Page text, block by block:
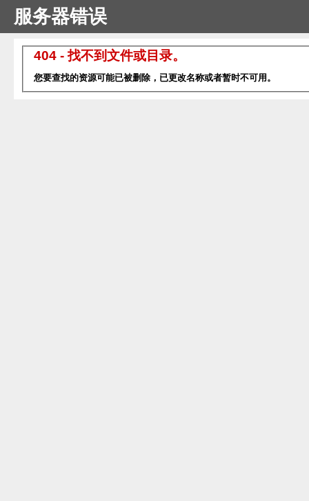
服务器错误
404 - 找不到文件或目录。
您要查找的资源可能已被删除，已更改名称或者暂时不可用。